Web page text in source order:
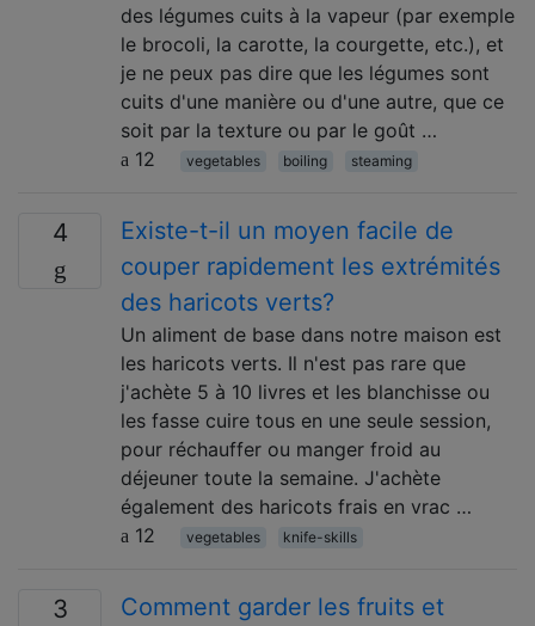
des légumes cuits à la vapeur (par exemple
le brocoli, la carotte, la courgette, etc.), et
je ne peux pas dire que les légumes sont
cuits d'une manière ou d'une autre, que ce
soit par la texture ou par le goût …
12
vegetables boiling steaming
4
Existe-t-il un moyen facile de
couper rapidement les extrémités
des haricots verts?
Un aliment de base dans notre maison est
les haricots verts. Il n'est pas rare que
j'achète 5 à 10 livres et les blanchisse ou
les fasse cuire tous en une seule session,
pour réchauffer ou manger froid au
déjeuner toute la semaine. J'achète
également des haricots frais en vrac …
12
vegetables knife-skills
3
Comment garder les fruits et